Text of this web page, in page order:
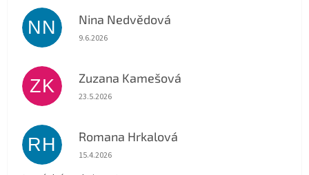
NN Nina Nedvědová
Hodnocení obchodu je 5 z 5 hvězdiček.
9.6.2026
ZK Zuzana Kamešová
Hodnocení obchodu je 5 z 5 hvězdiček.
23.5.2026
RH Romana Hrkalová
Hodnocení obchodu je 5 z 5 hvězdiček.
15.4.2026